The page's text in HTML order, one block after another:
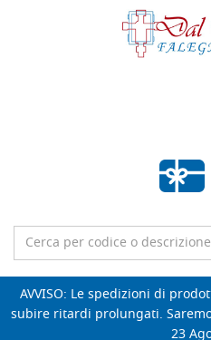
AVVISO: Le spedizioni di
subire ritardi prolungati.
23